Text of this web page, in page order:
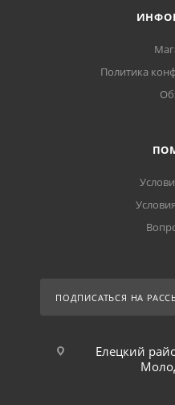
Политика
ПОДПИСАТЬСЯ НА
Елецкий